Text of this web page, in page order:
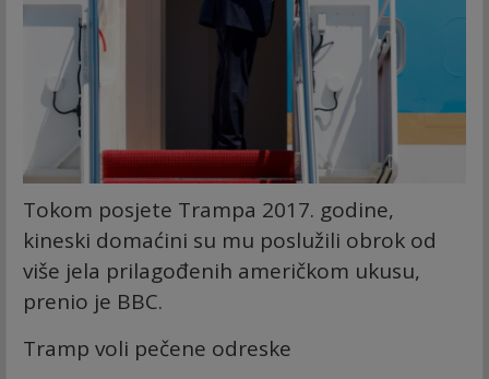
Tokom posjete Trampa 2017. godine,
kineski domaćini su mu poslužili obrok od
više jela prilagođenih američkom ukusu,
prenio je BBC.
Tramp voli pečene odreske